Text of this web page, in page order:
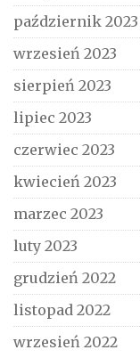
październik 2023
wrzesień 2023
sierpień 2023
lipiec 2023
czerwiec 2023
kwiecień 2023
marzec 2023
luty 2023
grudzień 2022
listopad 2022
wrzesień 2022